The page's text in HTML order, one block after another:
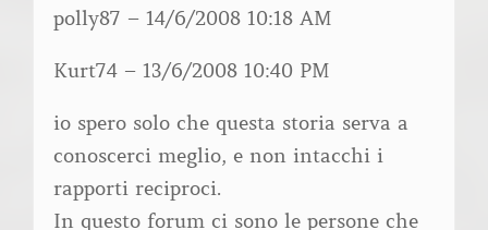
polly87 – 14/6/2008 10:18 AM
Kurt74 – 13/6/2008 10:40 PM
io spero solo che questa storia serva a
conoscerci meglio, e non intacchi i
rapporti reciproci.
In questo forum ci sono le persone che